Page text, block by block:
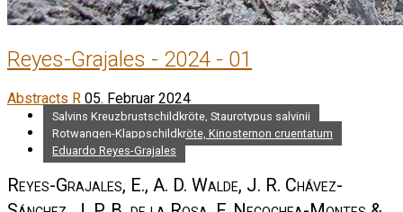
Reyes-Grajales - 2024 - 01
Abstracts R 05. Februar 2024
Salvins Kreuzbrustschildkröte, Staurotypus salvinii
Rotwangen-Klappschildkröte, Kinosternon cruentatum
Eduardo Reyes-Grajales
Reyes-Grajales, E., A. D. Walde, J. R. Chávez-